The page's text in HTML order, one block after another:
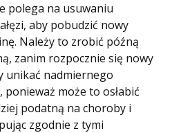
polega na usuwaniu
aby pobudzić nowy
Należy to zrobić późną
zanim rozpocznie się nowy
unikać nadmiernego
może to osłabić
podatną na choroby i
zgodnie z tymi